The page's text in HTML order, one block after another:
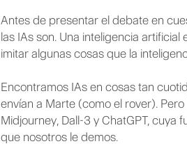
Antes de presentar el debate en
las IAs son. Una inteligencia
imitar algunas cosas que la
Encontramos IAs en cosas tan
envían a Marte (como el rover).
Midjourney, Dall-3 y ChatGPT,
que nosotros le demos.